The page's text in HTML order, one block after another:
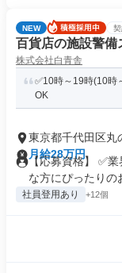
NEW
百貨店の施設警
株式会社白青舎
✅10時～19時(10時
OK
東京都千代田区丸
月給28万円
【応募資格】 ✅
な方にぴったりの
社員登用あり +12個